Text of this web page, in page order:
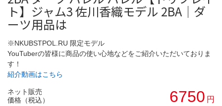
ト】ジャム3 佐川香織モデル 2BA｜ダ
ーツ用品は
※NKUBSTPOL.RU 限定モデル
YouTuberの皆様に商品の使い心地などをご紹介いただいておりま
す！
紹介動画はこちら
ネット販売
価格（税込）
6750 円